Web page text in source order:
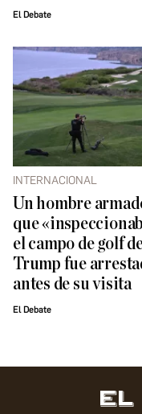
El Debate
INTERNACIONAL
Un hombre
que
el campo de golf
Trump fue
antes de su visita
El Debate